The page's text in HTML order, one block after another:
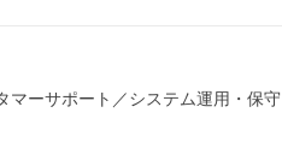
マーサポート ／システム運用・保守